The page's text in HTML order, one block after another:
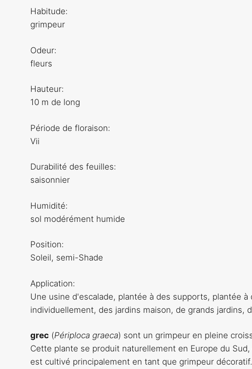
Habitude:
grimpeur
Odeur:
fleurs
Hauteur:
10 m de long
Période de floraison:
Vii
Durabilité des feuilles:
saisonnier
Humidité:
sol modérément humide
Position:
Soleil, semi-Shade
Application:
Une usine d'escalade, plantée à des supports, plantée
individuellement, des jardins maison, de grands jardins,
grec (Périploca graeca) sont un grimpeur en pleine
Cette plante se produit naturellement en Europe du
est cultivé principalement en tant que grimpeur